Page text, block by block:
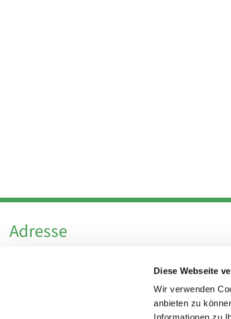
Diese Webseite
Wir verwenden
anbieten zu
Adresse
Hl. Theresa von Avila Berlin Nordost
Leitender Pfarrer - Norbert Pomplun